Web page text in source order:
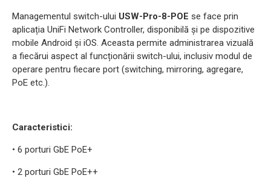
Managementul switch-ului USW-Pro-8-POE se face prin
aplicația UniFi Network Controller, disponibilă și pe dispozitive
mobile Android și iOS. Aceasta permite administrarea vizuală
a fiecărui aspect al funcționării switch-ului, inclusiv modul de
operare pentru fiecare port (switching, mirroring, agregare,
PoE etc.).
Caracteristici:
• 6 porturi GbE PoE+
• 2 porturi GbE PoE++